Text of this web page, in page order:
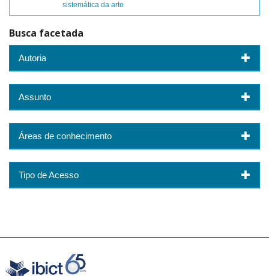
sistemática da arte
Busca facetada
Autoria
Assunto
Áreas de conhecimento
Tipo de Acesso